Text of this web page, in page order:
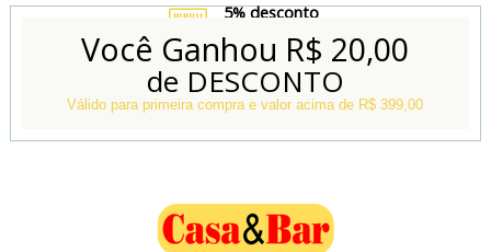
5% desconto
no Boleto e Pix
Conheça também
Nossa Loja Física
Você Ganhou R$ 20,00
de DESCONTO
Válido para primeira compra e valor acima de R$ 399,00